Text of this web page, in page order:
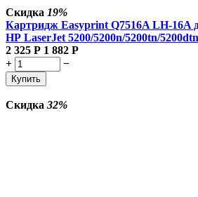
Скидка 19%
Картридж Easyprint Q7516A LH-16A
HP LaserJet 5200/5200n/5200tn/
2 325 Р 1 882 Р
+
−
Купить
Скидка 32%